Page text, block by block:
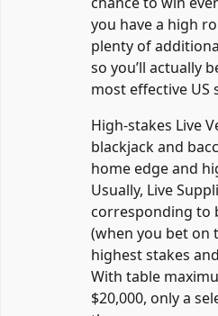
you have a high
plenty of
so you’ll actually
most effective US
High-stakes Live
blackjack and
home edge and
Usually, Live
corresponding to
(when you bet on
highest stakes
With table
$20,000, only a